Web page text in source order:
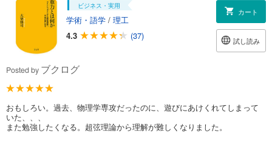
ビジネス・実用
学術・語学 / 理工
4.3
(37)
カート
試し読み
Posted by ブクログ
おもしろい。過去、物理学専攻だったのに、遊びにあけくれてしまって
いた、、、
また勉強したくなる。超弦理論から理解が難しくなりました。